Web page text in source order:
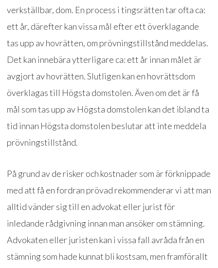
verkställbar, dom. En process i tingsrätten tar ofta ca:
ett år, därefter kan vissa mål efter ett överklagande
tas upp av hovrätten, om prövningstillstånd meddelas.
Det kan innebära ytterligare ca: ett år innan målet är
avgjort av hovrätten. Slutligen kan en hovrättsdom
överklagas till Högsta domstolen. Även om det är få
mål som tas upp av Högsta domstolen kan det ibland ta
tid innan Högsta domstolen beslutar att inte meddela
prövningstillstånd.
På grund av de risker och kostnader som är förknippade
med att få en fordran prövad rekommenderar vi att man
alltid vänder sig till en advokat eller jurist för
inledande rådgivning innan man ansöker om stämning.
Advokaten eller juristen kan i vissa fall avråda från en
stämning som hade kunnat bli kostsam, men framförallt